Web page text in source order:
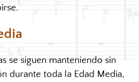
se siguen manteniendo sin
durante toda la Edad Media,